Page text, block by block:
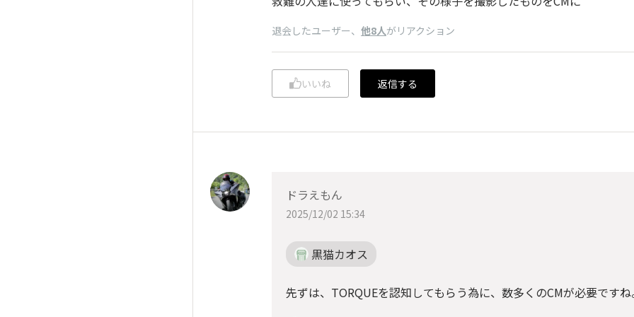
退会したユーザー、 他8人がリアクション
いいね 返信する
ドラえもん
2025/12/02 15:34
黒猫カオス
先ずは、TORQUEを認知してもらう為に、数多くのCMが必要です